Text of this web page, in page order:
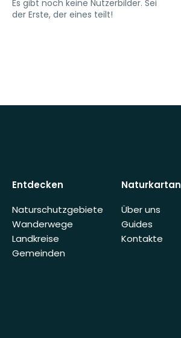
Es gibt noch keine Nutzerbilder. Sei
der Erste, der eines teilt!
Entdecken
Naturschutzgebiete
Wanderwege
Landkreise
Gemeinden
Naturkartan
Über uns
Guides
Kontakte